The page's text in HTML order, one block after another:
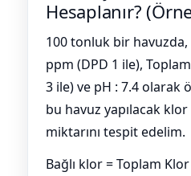
Hesaplanır?
100 tonluk bir
ppm (DPD 1 ile),
3 ile) ve pH : 7.4 olarak
bu havuz yapılacak
miktarını tespit edelim.
Bağlı klor = Toplam